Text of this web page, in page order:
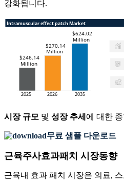
강화됩니다.
시장 규모 및 성장 추세 에 대한
무료 샘플 다운로드
근육주사효과패치 시장동향
근육내 효과 패치 시장은 의료,